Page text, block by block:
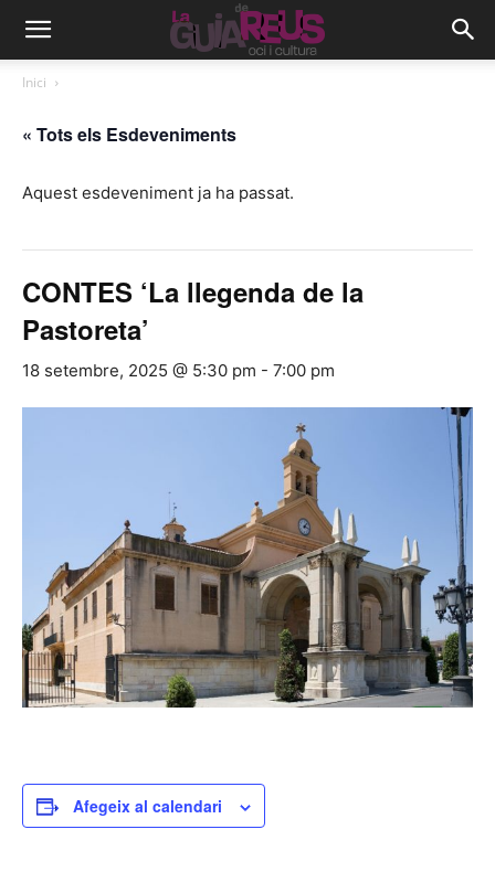
Inici
« Tots els Esdeveniments
Aquest esdeveniment ja ha passat.
CONTES ‘La llegenda de la
Pastoreta’
18 setembre, 2025 @ 5:30 pm - 7:00 pm
Afegeix al calendari